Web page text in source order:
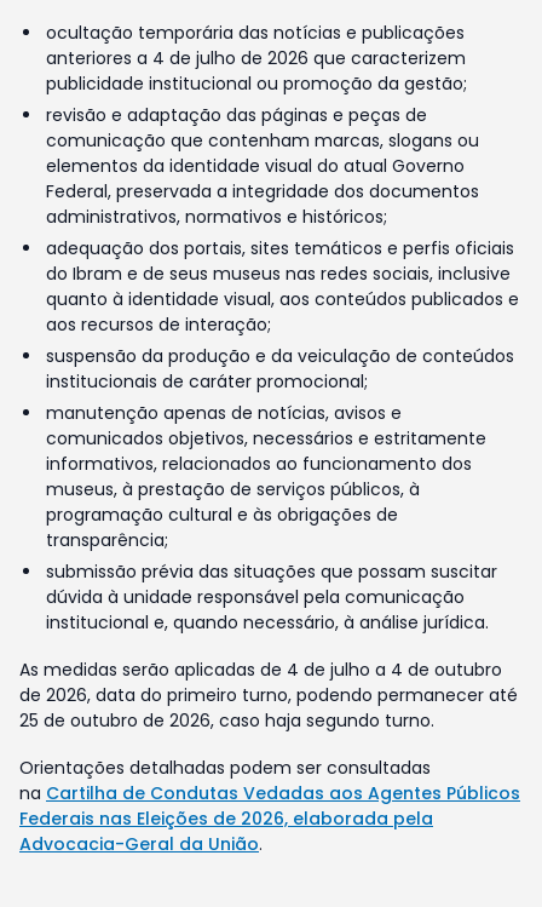
ocultação temporária das notícias e publicações
anteriores a 4 de julho de 2026 que caracterizem
publicidade institucional ou promoção da gestão;
revisão e adaptação das páginas e peças de
comunicação que contenham marcas, slogans ou
elementos da identidade visual do atual Governo
Federal, preservada a integridade dos documentos
administrativos, normativos e históricos;
adequação dos portais, sites temáticos e perfis oficiais
do Ibram e de seus museus nas redes sociais, inclusive
quanto à identidade visual, aos conteúdos publicados e
aos recursos de interação;
suspensão da produção e da veiculação de conteúdos
institucionais de caráter promocional;
manutenção apenas de notícias, avisos e
comunicados objetivos, necessários e estritamente
informativos, relacionados ao funcionamento dos
museus, à prestação de serviços públicos, à
programação cultural e às obrigações de
transparência;
submissão prévia das situações que possam suscitar
dúvida à unidade responsável pela comunicação
institucional e, quando necessário, à análise jurídica.
As medidas serão aplicadas de 4 de julho a 4 de outubro
de 2026, data do primeiro turno, podendo permanecer até
25 de outubro de 2026, caso haja segundo turno.
Orientações detalhadas podem ser consultadas
na Cartilha de Condutas Vedadas aos Agentes Públicos
Federais nas Eleições de 2026, elaborada pela
Advocacia-Geral da União.